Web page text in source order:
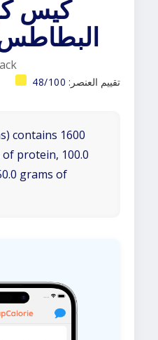
كيس
تقييم العنصر: 48/100
contains 1600
protein, 100.0
grams of